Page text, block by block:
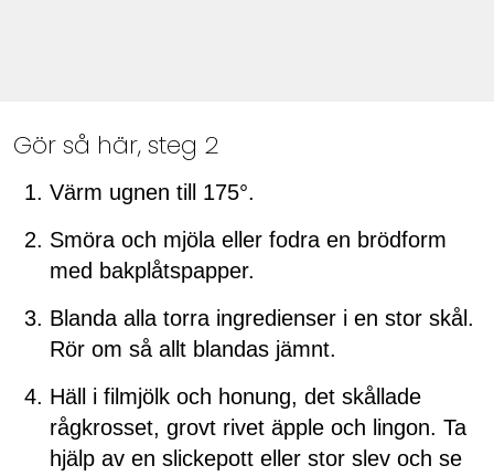
Gör så här, steg 2
Värm ugnen till 175°.
Smöra och mjöla eller fodra en brödform
med bakplåtspapper.
Blanda alla torra ingredienser i en stor skål.
Rör om så allt blandas jämnt.
Häll i filmjölk och honung, det skållade
rågkrosset, grovt rivet äpple och lingon. Ta
hjälp av en slickepott eller stor slev och se